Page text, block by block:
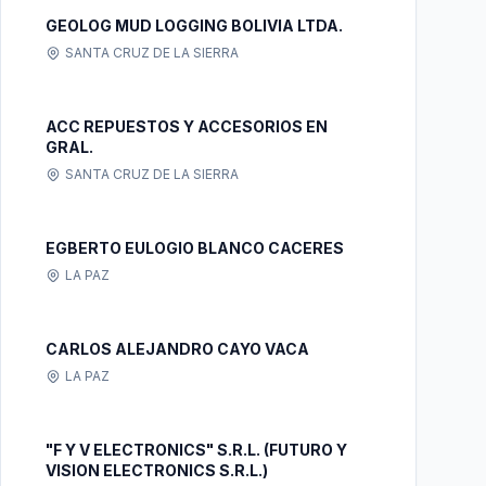
GEOLOG MUD LOGGING BOLIVIA LTDA.
SANTA CRUZ DE LA SIERRA
ACC REPUESTOS Y ACCESORIOS EN
GRAL.
SANTA CRUZ DE LA SIERRA
EGBERTO EULOGIO BLANCO CACERES
LA PAZ
CARLOS ALEJANDRO CAYO VACA
LA PAZ
"F Y V ELECTRONICS" S.R.L. (FUTURO Y
VISION ELECTRONICS S.R.L.)